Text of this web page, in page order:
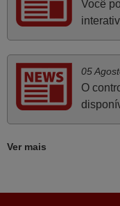
cliente, clareza de
qualidade do
ISTO DOU DOU A
Sinceramente, faço
infelizmente vai
relação online com
como a demonstrada
cumprimentos.
Você
05
O
Ver mais